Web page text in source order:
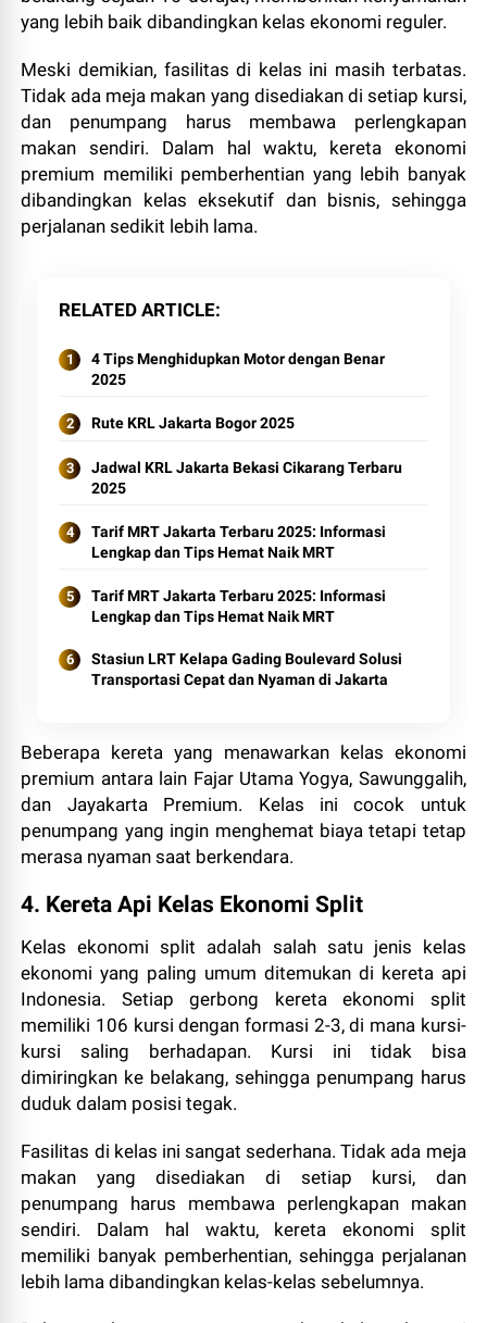
yang lebih baik dibandingkan kelas ekonomi reguler.
Meski demikian, fasilitas di kelas ini masih terbatas.
Tidak ada meja makan yang disediakan di setiap kursi,
dan penumpang harus membawa perlengkapan
makan sendiri. Dalam hal waktu, kereta ekonomi
premium memiliki pemberhentian yang lebih banyak
dibandingkan kelas eksekutif dan bisnis, sehingga
perjalanan sedikit lebih lama.
RELATED ARTICLE
4 Tips Menghidupkan Motor dengan Benar
2025
Rute KRL Jakarta Bogor 2025
Jadwal KRL Jakarta Bekasi Cikarang Terbaru
2025
Tarif MRT Jakarta Terbaru 2025: Informasi
Lengkap dan Tips Hemat Naik MRT
Tarif MRT Jakarta Terbaru 2025: Informasi
Lengkap dan Tips Hemat Naik MRT
Stasiun LRT Kelapa Gading Boulevard Solusi
Transportasi Cepat dan Nyaman di Jakarta
Beberapa kereta yang menawarkan kelas ekonomi
premium antara lain Fajar Utama Yogya, Sawunggalih,
dan Jayakarta Premium. Kelas ini cocok untuk
penumpang yang ingin menghemat biaya tetapi tetap
merasa nyaman saat berkendara.
4. Kereta Api Kelas Ekonomi Split
Kelas ekonomi split adalah salah satu jenis kelas
ekonomi yang paling umum ditemukan di kereta api
Indonesia. Setiap gerbong kereta ekonomi split
memiliki 106 kursi dengan formasi 2-3, di mana kursi-
kursi saling berhadapan. Kursi ini tidak bisa
dimiringkan ke belakang, sehingga penumpang harus
duduk dalam posisi tegak.
Fasilitas di kelas ini sangat sederhana. Tidak ada meja
makan yang disediakan di setiap kursi, dan
penumpang harus membawa perlengkapan makan
sendiri. Dalam hal waktu, kereta ekonomi split
memiliki banyak pemberhentian, sehingga perjalanan
lebih lama dibandingkan kelas-kelas sebelumnya.